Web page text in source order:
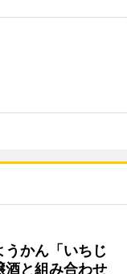
うかん「いちじ
と組み合わせ